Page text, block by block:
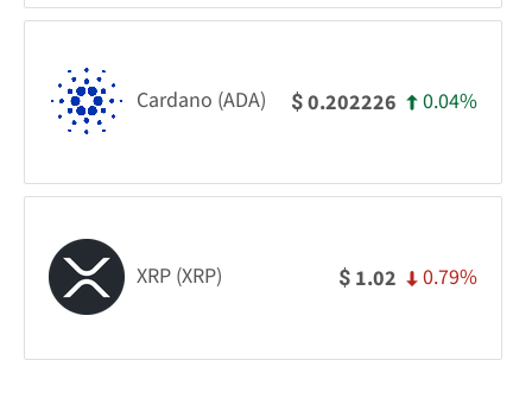
Cardano (ADA) $0.202226 0.04%
XRP (XRP) $ 1.02 0.79%